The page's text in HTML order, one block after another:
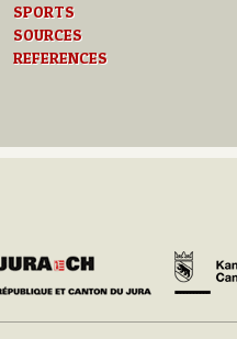
SPORTS
SOURCES
REFERENCES